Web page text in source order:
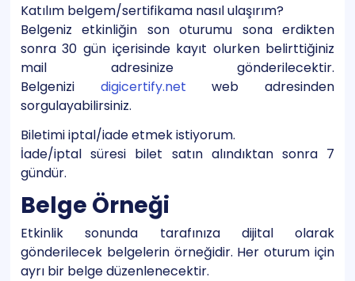
Katılım belgem/sertifikama nasıl ulaşırım?
Belgeniz etkinliğin son oturumu sona erdikten
sonra 30 gün içerisinde kayıt olurken belirttiğiniz
mail adresinize gönderilecektir.
Belgenizi digicertify.net web adresinden
sorgulayabilirsiniz.
Biletimi iptal/iade etmek istiyorum.
İade/iptal süresi bilet satın alındıktan sonra 7
gündür.
Belge Örneği
Etkinlik sonunda tarafınıza dijital olarak
gönderilecek belgelerin örneğidir. Her oturum için
ayrı bir belge düzenlenecektir.